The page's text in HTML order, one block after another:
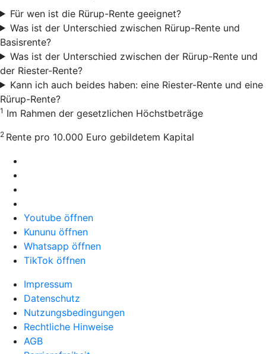
Für wen ist die Rürup-Rente geeignet?
Was ist der Unterschied zwischen Rürup-Rente und
Basisrente?
Was ist der Unterschied zwischen der Rürup-Rente und
der Riester-Rente?
Kann ich auch beides haben: eine Riester-Rente und eine
Rürup-Rente?
1 Im Rahmen der gesetzlichen Höchstbeträge
2 Rente pro 10.000 Euro gebildetem Kapital
Youtube öffnen
Kununu öffnen
Whatsapp öffnen
TikTok öffnen
Impressum
Datenschutz
Nutzungsbedingungen
Rechtliche Hinweise
AGB